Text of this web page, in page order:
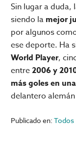
Sin lugar a duda,
siendo la mejor
por algunos
ese deporte. Ha
World Player,
entre2006 y
más goles en
delantero alemán
Publicado en:Todos